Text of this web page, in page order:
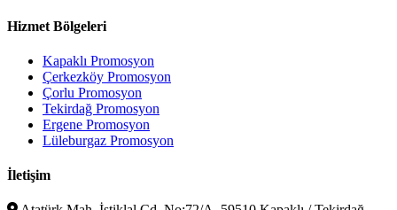
Hizmet Bölgeleri
Kapaklı Promosyon
Çerkezköy Promosyon
Çorlu Promosyon
Tekirdağ Promosyon
Ergene Promosyon
Lüleburgaz Promosyon
İletişim